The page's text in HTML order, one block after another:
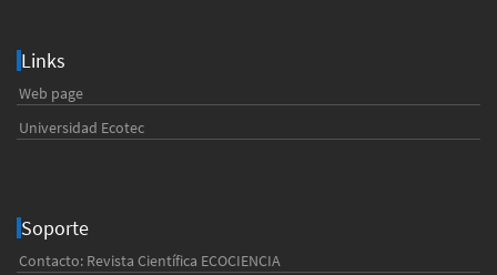
Links
Web page
Universidad Ecotec
Soporte
Contacto: Revista Científica ECOCIENCIA